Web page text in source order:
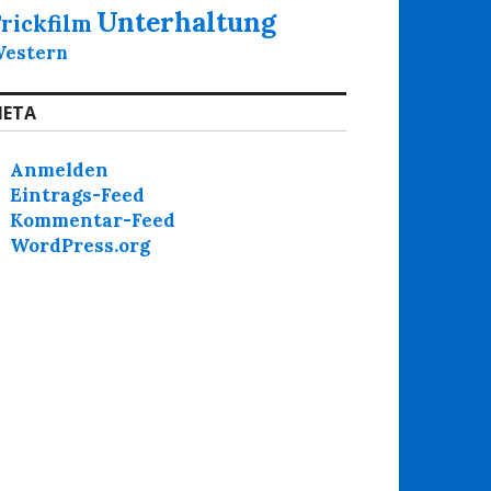
Unterhaltung
Anmelden
Eintrags-Feed
Kommentar-Feed
WordPress.org